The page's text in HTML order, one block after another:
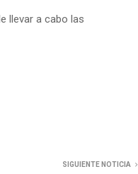
llevar a cabo las
SIGUIENTE NOTICIA